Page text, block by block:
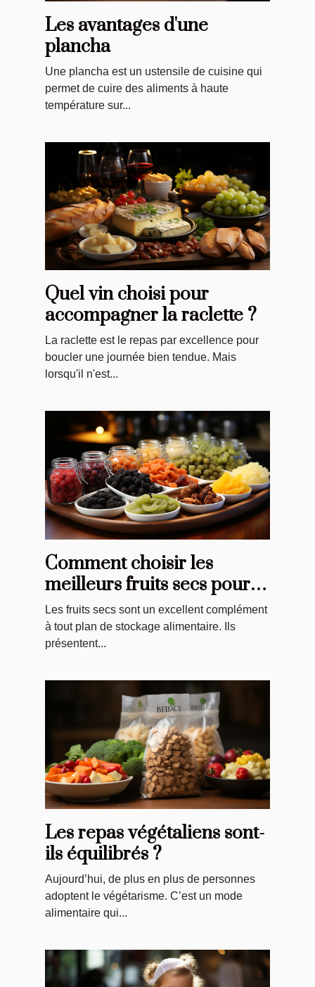
Les avantages d'une
plancha
Une plancha est un ustensile de cuisine qui
permet de cuire des aliments à haute
température sur...
Quel vin choisi pour
accompagner la raclette ?
La raclette est le repas par excellence pour
boucler une journée bien tendue. Mais
lorsqu'il n'est...
Comment choisir les
meilleurs fruits secs pour
vos repas
Les fruits secs sont un excellent complément
à tout plan de stockage alimentaire. Ils
présentent...
Les repas végétaliens sont-
ils équilibrés ?
Aujourd’hui, de plus en plus de personnes
adoptent le végétarisme. C’est un mode
alimentaire qui...